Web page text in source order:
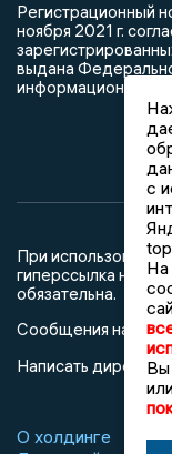
Регистрационный
ноября 2021 г.
выдана
информационных
При
гиперссылка на
обязательна.
Сообщения на
Написать
О холдинге
с
На